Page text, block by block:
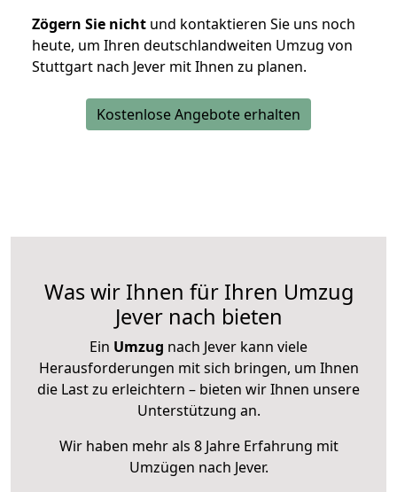
Zögern Sie nicht und kontaktieren Sie uns noch
heute, um Ihren deutschlandweiten Umzug von
Stuttgart nach Jever mit Ihnen zu planen.
Kostenlose Angebote erhalten
Was wir Ihnen für Ihren Umzug
Jever nach bieten
Ein Umzug nach Jever kann viele
Herausforderungen mit sich bringen, um Ihnen
die Last zu erleichtern – bieten wir Ihnen unsere
Unterstützung an.
Wir haben mehr als 8 Jahre Erfahrung mit
Umzügen nach Jever.